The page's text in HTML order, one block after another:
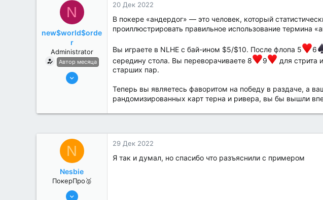
N
new$world$orde
r
Administrator
Автор месяца
27 Май 2022
20 Дек 2022
В покере «андердог» — это человек, который
проиллюстрировать правильное использование термина
Вы играете в NLHE с бай-ином $5/$10. После флопа 5 6
середину стола. Вы переворачиваете 8
9 для стрита
старших пар.
Теперь вы являетесь фаворитом на победу в раздаче, а
рандомизированных карт терна и ривера, вы бы вышли
N
Nesbie
ПокерПро🥈
13 Июн 2022
29 Дек 2022
Я так и думал, но спасибо что разъяснили с примером